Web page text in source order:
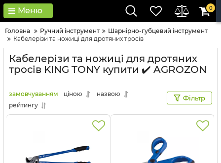
Меню 0
Головна Ручний інструмент
Шарнірно-губцевий інструмент
Кабелерізи та ножиці для дротяних тросів
Кабелерізи та ножиці для дротяних
тросів KING TONY купити ✔️ AGROZON
замовчуванням ціною
назвою
рейтингу
Фільтр